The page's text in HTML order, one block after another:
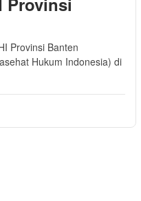
Provinsi Banten
Hukum Indonesia) di